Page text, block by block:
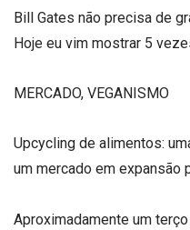
Bill Gates não precisa de
Hoje eu vim mostrar 5
MERCADO, VEGANISMO
Upcycling de alimentos:
um mercado em
Aproximadamente um